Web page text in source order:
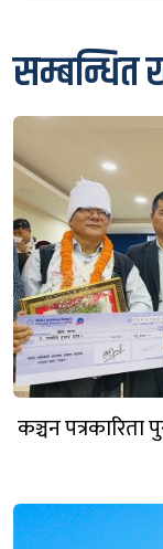
सम्बन्धित
कञ्चन पत्रकारिता